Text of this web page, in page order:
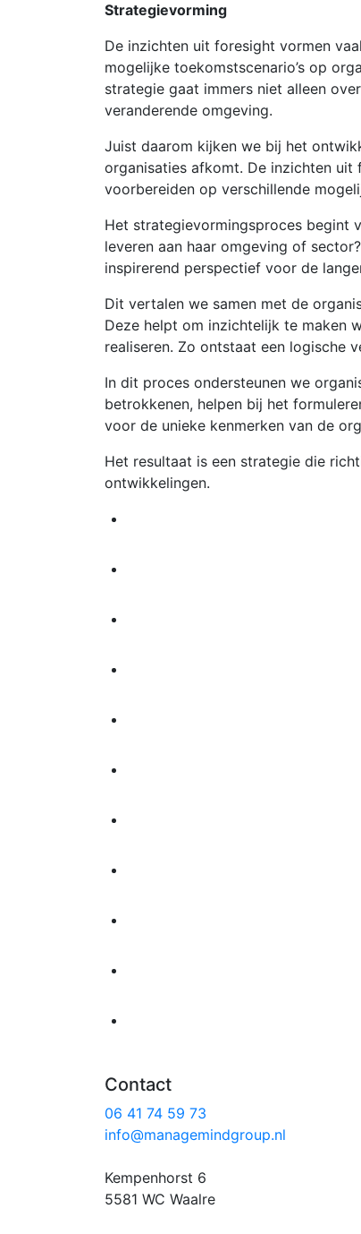
Strategievorming
De inzichten uit foresight vormen
mogelijke toekomstscenario’s op
strategie gaat immers niet alleen
veranderende omgeving.
Juist daarom kijken we bij het
organisaties afkomt. De inzichten uit
voorbereiden op verschillende
Het strategievormingsproces begint
leveren aan haar omgeving of
inspirerend perspectief voor de
Dit vertalen we samen met de
Deze helpt om inzichtelijk te maken
realiseren. Zo ontstaat een logische
In dit proces ondersteunen we
betrokkenen, helpen bij het
voor de unieke kenmerken van de
Het resultaat is een strategie die
ontwikkelingen.
Contact
06 41 74 59 73
info@managemindgroup.nl
Kempenhorst 6
5581 WC Waalre